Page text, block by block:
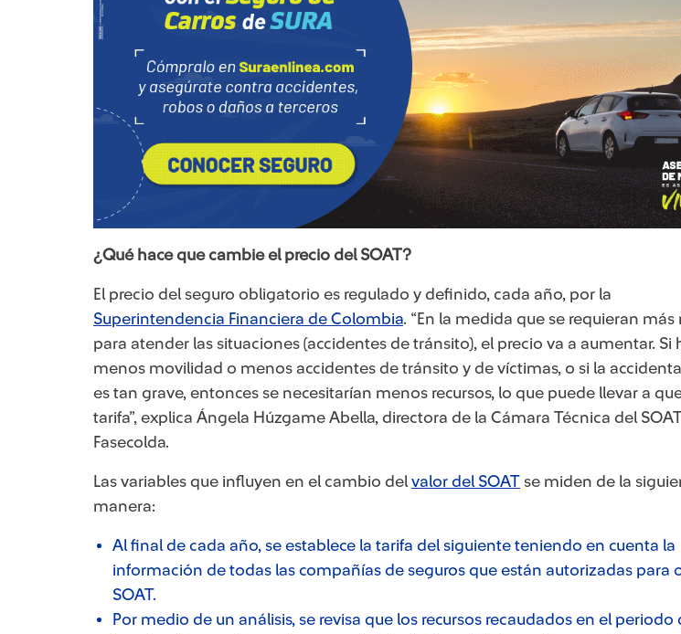
¿Qué hace que cambie el precio del SOAT?
El precio del seguro obligatorio es regulado y definido, cada año, por la
Superintendencia Financiera de Colombia. “En la medida que se requieran más
para atender las situaciones (accidentes de tránsito), el precio va a aumentar. Si
menos movilidad o menos accidentes de tránsito y de víctimas, o si la
es tan grave, entonces se necesitarían menos recursos, lo que puede llevar a
tarifa”, explica Ángela Húzgame Abella, directora de la Cámara Técnica del
Fasecolda.
Las variables que influyen en el cambio del valor del SOAT se miden de la
manera:
Al final de cada año, se establece la tarifa del siguiente teniendo en cuenta la
información de todas las compañías de seguros que están autorizadas para
SOAT.
Por medio de un análisis, se revisa que los recursos recaudados en el periodo